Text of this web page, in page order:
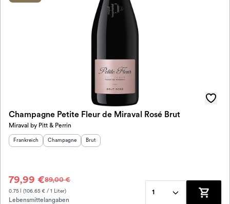
Champagne Petite Fleur de Miraval Rosé Brut
Miraval by Pitt & Perrin
Herkunftsland
Frankreich Herkunftsregion :
Champagne Geschmack
Brut
79,99 €89,00 €
0.75 l (106.65 € / 1 Liter)
Lebensmittelangaben
1
Zum